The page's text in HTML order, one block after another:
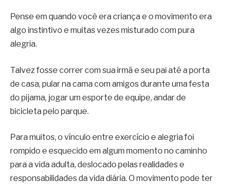
Pense em quando você era criança e o movimento era
algo instintivo e muitas vezes misturado com pura
alegria.
Talvez fosse correr com sua irmã e seu pai até a porta
de casa, pular na cama com amigos durante uma festa
do pijama, jogar um esporte de equipe, andar de
bicicleta pelo parque.
Para muitos, o vínculo entre exercício e alegria foi
rompido e esquecido em algum momento no caminho
para a vida adulta, deslocado pelas realidades e
responsabilidades da vida diária. O movimento pode ter